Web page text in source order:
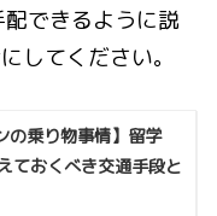
できるように説
してください。
の乗り物事情】留学
ておくべき交通手段と